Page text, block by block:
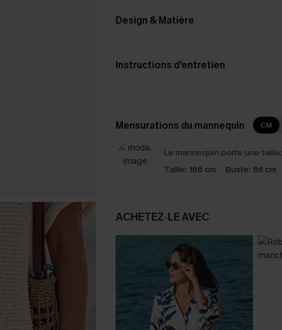
Design & Matière
Instructions d’entretien
Mensurations du mannequin CM
Le mannequin porte une taille:
Taille: 168 cm Buste: 86 cm
ACHETEZ‑LE AVEC